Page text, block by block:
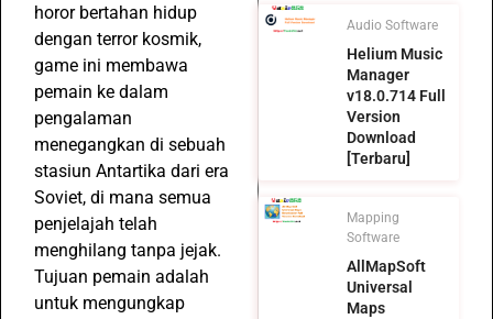
horor bertahan hidup
dengan terror kosmik,
game ini membawa
pemain ke dalam
pengalaman
menegangkan di sebuah
stasiun Antartika dari era
Soviet, di mana semua
penjelajah telah
menghilang tanpa jejak.
Tujuan pemain adalah
untuk mengungkap
Audio Software
Helium Music
Manager
v18.0.714 Full
Version
Download
[Terbaru]
Mapping
Software
AllMapSoft
Universal
Maps